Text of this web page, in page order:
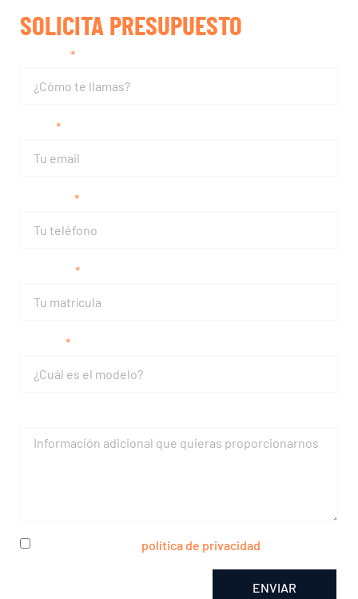
SOLICITA PRESUPUESTO
política de privacidad
ENVIAR